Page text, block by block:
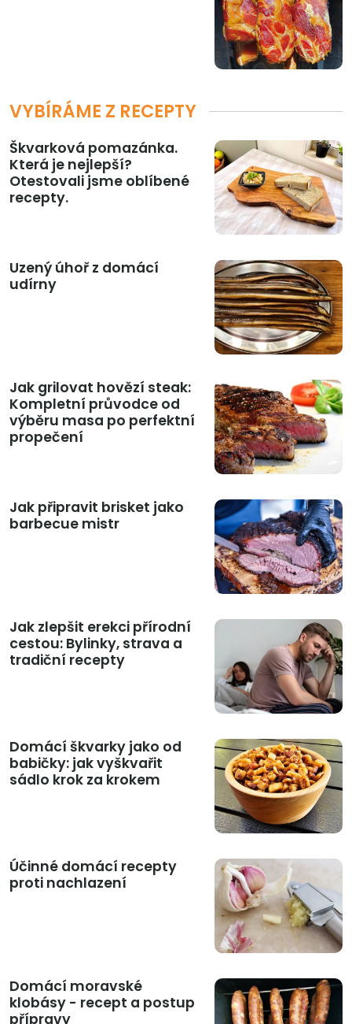
VYBÍRÁME Z RECEPTY
Škvarková pomazánka.
Která je nejlepší?
Otestovali jsme oblíbené
recepty.
Uzený úhoř z domácí
udírny
Jak grilovat hovězí steak:
Kompletní průvodce od
výběru masa po perfektní
propečení
Jak připravit brisket jako
barbecue mistr
Jak zlepšit erekci přírodní
cestou: Bylinky, strava a
tradiční recepty
Domácí škvarky jako od
babičky: jak vyškvařit
sádlo krok za krokem
Účinné domácí recepty
proti nachlazení
Domácí moravské
klobásy - recept a postup
přípravy